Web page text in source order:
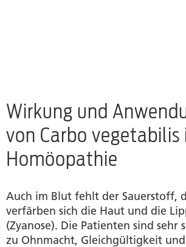
Wirkung und
von Carbo vegetabilis
Homöopathie
Auch im Blut fehlt der Sauerstoff,
verfärben sich die Haut und die
(Zyanose). Die Patienten sind sehr
zu Ohnmacht, Gleichgültigkeit und